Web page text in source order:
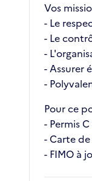
Vos
- Le
- Le
-
- Assurer
-
Pour ce
- Permis
- Carte
- FIMO à